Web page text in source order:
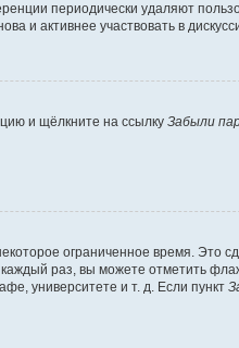
периодически удаляют
и активнее участвовать в
и щёлкните на ссылку Забыли
ограниченное время. Это
раз, вы можете отметить
университете и т. д. Если пункт